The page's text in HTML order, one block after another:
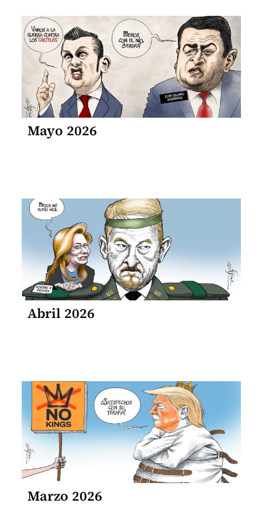
Mayo 2026
Abril 2026
Marzo 2026